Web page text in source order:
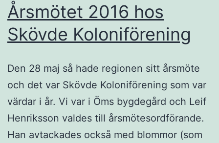
Årsmötet 2016 hos
Skövde Koloniförening
Den 28 maj så hade regionen sitt årsmöte
och det var Skövde Koloniförening som var
värdar i år. Vi var i Öms bygdegård och Leif
Henriksson valdes till årsmötesordförande.
Han avtackades också med blommor (som